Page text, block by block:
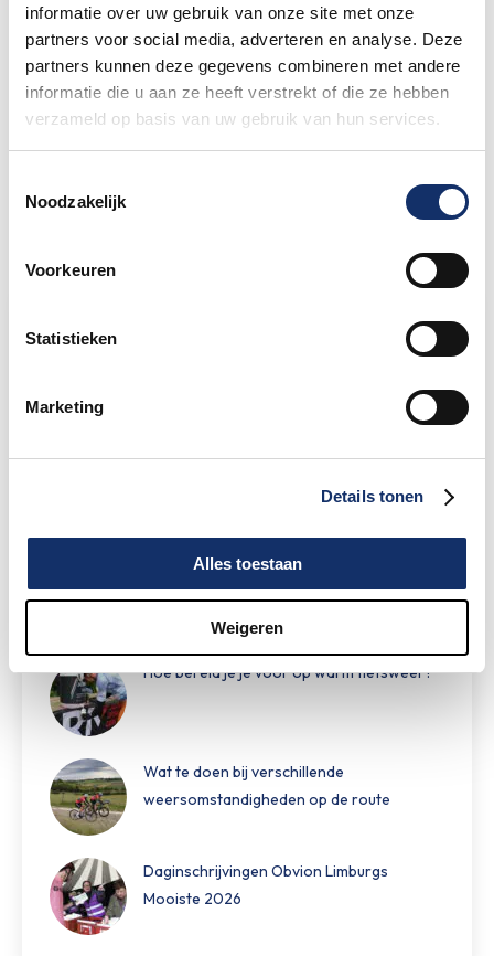
informatie over uw gebruik van onze site met onze
partners voor social media, adverteren en analyse. Deze
partners kunnen deze gegevens combineren met andere
informatie die u aan ze heeft verstrekt of die ze hebben
verzameld op basis van uw gebruik van hun services.
Noodzakelijk
Voorkeuren
Statistieken
Marketing
Details tonen
Alles toestaan
Weigeren
27 mei 2026
Nieuw betaalsysteem op het
festivalterrein
27 mei 2026
Limburgs Mooiste Nieuws
Speciale damestoiletten van Fons Bikes
tijdens Obvion Limburgs Mooiste
Hoe bereid je je voor op warm fietsweer?
Wat te doen bij verschillende
weersomstandigheden op de route
Daginschrijvingen Obvion Limburgs
Mooiste 2026